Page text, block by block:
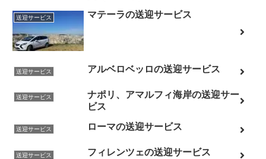
送迎サービス マテーラの送迎サービス
送迎サービス アルベロベッロの送迎サービス
送迎サービス
ナポリ、アマルフィ海岸の送迎サー
ビス
送迎サービス ローマの送迎サービス
送迎サービス フィレンツェの送迎サービス